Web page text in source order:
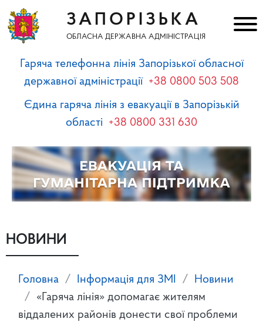
ЗАПОРІЗЬКА
ОБЛАСНА ДЕРЖАВНА АДМІНІСТРАЦІЯ
Гаряча телефонна лінія Запорізької обласної
державної адміністрації +38 0800 503 508
Єдина гаряча лінія з евакуації в Запорізькій
області +38 0800 331 630
НОВИНИ
Головна Інформація для ЗМІ
Новини
«Гаряча лінія» допомагає жителям
віддалених районів донести свої проблеми